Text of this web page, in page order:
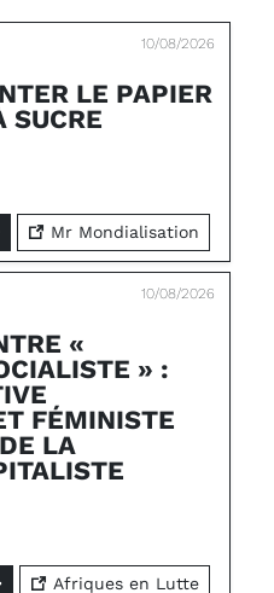
10/08/2026
LE PAPIER
SUCRE
Mr Mondialisation
10/08/2026
«
» :
FÉMINISTE
LA
Afriques en Lutte